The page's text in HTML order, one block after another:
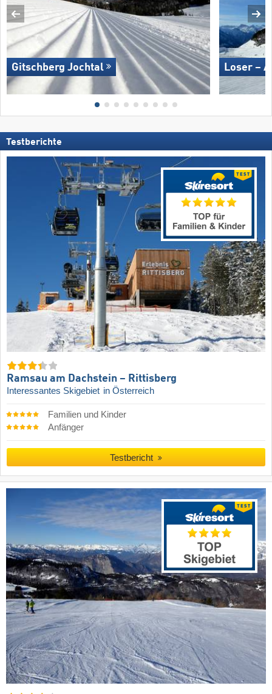
Gitschberg Jochtal Loser –
Testberichte
Ramsau am Dachstein – Rittisberg
Interessantes Skigebiet in Österreich
Familien und Kinder
Anfänger
Testbericht